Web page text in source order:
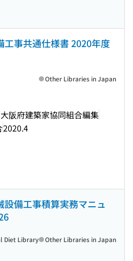
工事共通仕様書 2020年度
阪府建築家協同組合編集
2020.4
Other Libraries in Japan
設備工事積算実務マニュ
Diet Library Other Libraries in Japan